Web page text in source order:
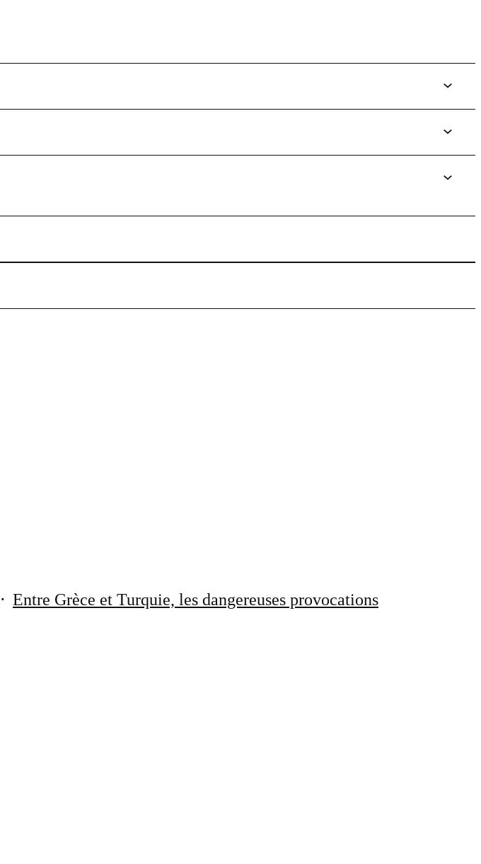
Entre Grèce et Turquie, les dangereuses provocations